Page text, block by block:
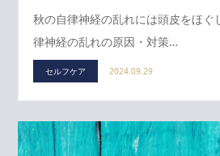
秋の自律神経の乱れには頭皮をほぐ
律神経の乱れの原因・対策…
セルフケア 2024.09.29